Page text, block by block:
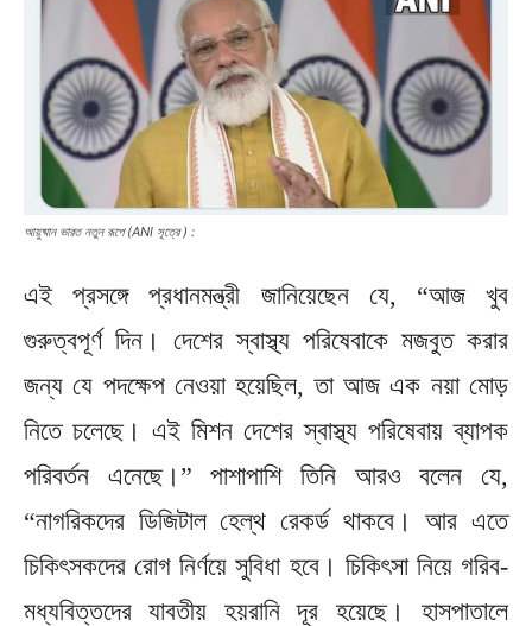
আয়ুষ্মান ভারত নতুন রূপে (ANI সূত্রে ) :
এই প্রসঙ্গে প্রধানমন্ত্রী জানিয়েছেন যে, “আজ খুব
গুরুত্বপূর্ণ দিন। দেশের স্বাস্থ্য পরিষেবাকে মজবুত করার
জন্য যে পদক্ষেপ নেওয়া হয়েছিল, তা আজ এক নয়া মোড়
নিতে চলেছে। এই মিশন দেশের স্বাস্থ্য পরিষেবায় ব্যাপক
পরিবর্তন এনেছে।” পাশাপাশি তিনি আরও বলেন যে,
“নাগরিকদের ডিজিটাল হেল্থ রেকর্ড থাকবে। আর এতে
চিকিৎসকদের রোগ নির্ণয়ে সুবিধা হবে। চিকিৎসা নিয়ে গরিব-
মধ্যবিত্তদের যাবতীয় হয়রানি দূর হয়েছে। হাসপাতালে